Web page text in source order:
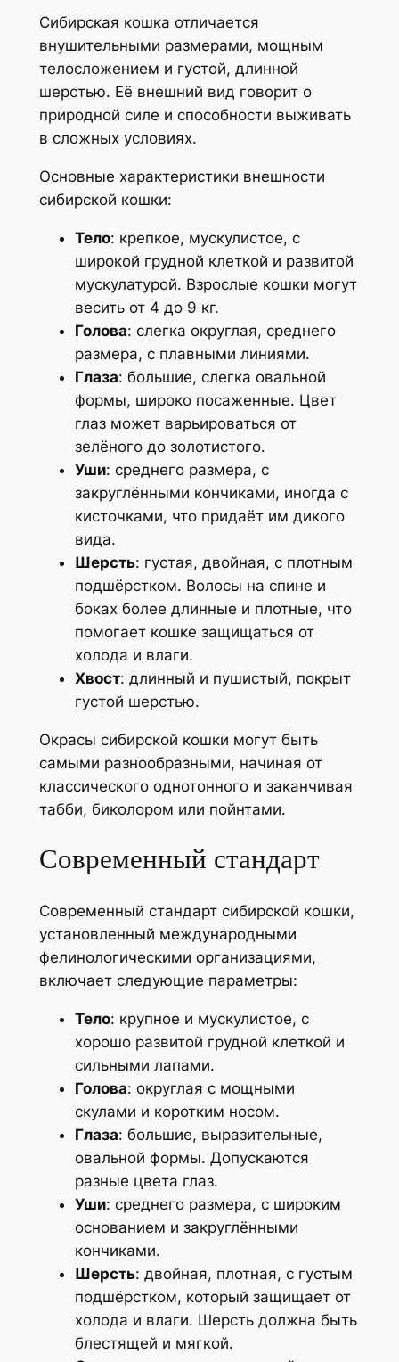
Сибирская кошка отличается
внушительными размерами, мощным
телосложением и густой, длинной
шерстью. Её внешний вид говорит о
природной силе и способности выживать
в сложных условиях.
Основные характеристики внешности
сибирской кошки:
Тело: крепкое, мускулистое, с
широкой грудной клеткой и развитой
мускулатурой. Взрослые кошки могут
весить от 4 до 9 кг.
Голова: слегка округлая, среднего
размера, с плавными линиями.
Глаза: большие, слегка овальной
формы, широко посаженные. Цвет
глаз может варьироваться от
зелёного до золотистого.
Уши: среднего размера, с
закруглёнными кончиками, иногда с
кисточками, что придаёт им дикого
вида.
Шерсть: густая, двойная, с плотным
подшёрстком. Волосы на спине и
боках более длинные и плотные, что
помогает кошке защищаться от
холода и влаги.
Хвост: длинный и пушистый, покрыт
густой шерстью.
Окрасы сибирской кошки могут быть
самыми разнообразными, начиная от
классического однотонного и заканчивая
табби, биколором или пойнтами.
Современный стандарт
Современный стандарт сибирской кошки,
установленный международными
фелинологическими организациями,
включает следующие параметры:
Тело: крупное и мускулистое, с
хорошо развитой грудной клеткой и
сильными лапами.
Голова: округлая с мощными
скулами и коротким носом.
Глаза: большие, выразительные,
овальной формы. Допускаются
разные цвета глаз.
Уши: среднего размера, с широким
основанием и закруглёнными
кончиками.
Шерсть: двойная, плотная, с густым
подшёрстком, который защищает от
холода и влаги. Шерсть должна быть
блестящей и мягкой.